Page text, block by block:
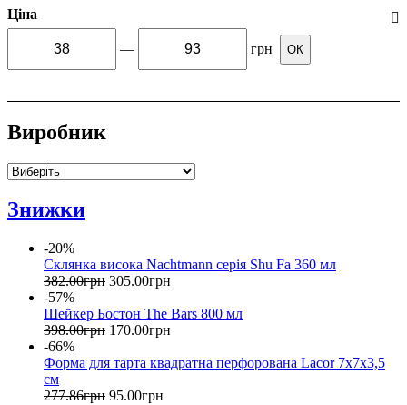
Ціна
— грн ОК
Виробник
Знижки
-20%
Склянка висока Nachtmann серія Shu Fa 360 мл
382.00грн 305.00грн
-57%
Шейкер Бостон The Bars 800 мл
398.00грн 170.00грн
-66%
Форма для тарта квадратна перфорована Lacor 7х7х3,5
см
277.86грн 95.00грн